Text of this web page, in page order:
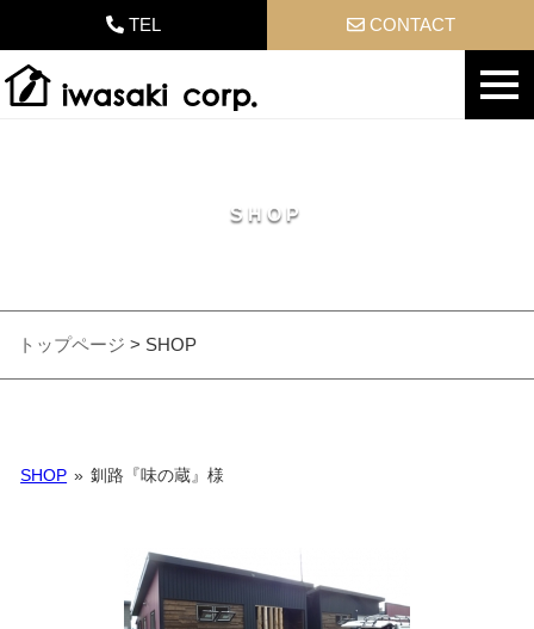
TEL CONTACT
SHOP
トップページ > SHOP
SHOP » 釧路『味の蔵』様